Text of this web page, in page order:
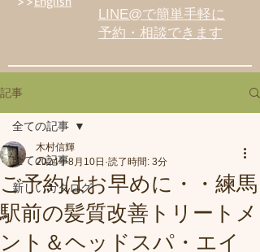
LINE@で簡単手軽に
予約・相談できます
記事
全ての記事
新しいカタログ
全ての記事
ご予約はお早めに・・練馬
駅前の髪質改善トリートメ
ント＆ヘッドスパ・エイ
木村信輝
2024年8月10日 読了時間: 3分